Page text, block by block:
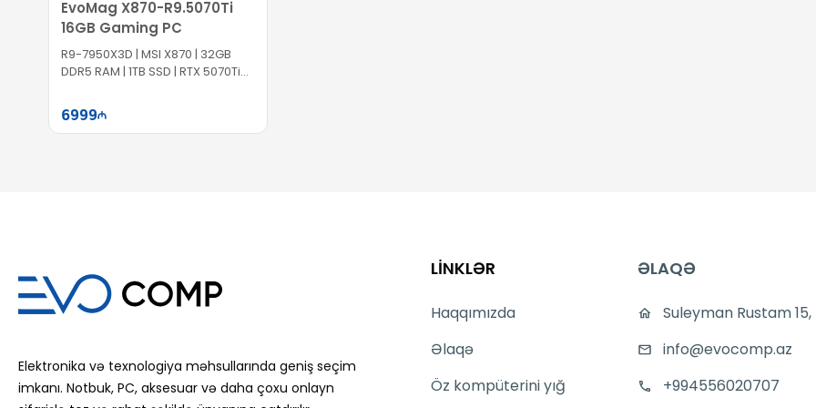
EvoMag X870-R9.5070Ti
16GB Gaming PC
R9-7950X3D | MSI X870 | 32GB
DDR5 RAM | 1TB SSD | RTX 5070Ti
6999
Elektronika və texnologiya məhsullarında geniş seçim
imkanı. Notbuk, PC, aksesuar və daha çoxu onlayn
LİNKLƏR
Haqqımızda
Əlaqə
Öz kompüterini yığ
ƏLAQƏ
Suleyman Rustam 15,
info@evocomp.az
+994556020707